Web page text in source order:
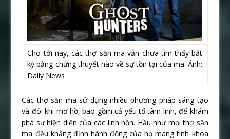
Cho tới nay, các thợ săn ma vẫn chưa tìm thấy bất
kỳ bằng chứng thuyết nào về sự tồn tại của ma. Ảnh:
Daily News
Các thợ săn ma sử dụng nhiều phương pháp sáng tạo
và đôi khi mơ hồ, bao gồm cả yếu tố tâm linh, để khám
phá sự hiện diện của các linh hồn. Hầu như mọi thợ săn
ma đều khẳng định hành động của họ mang tính khoa